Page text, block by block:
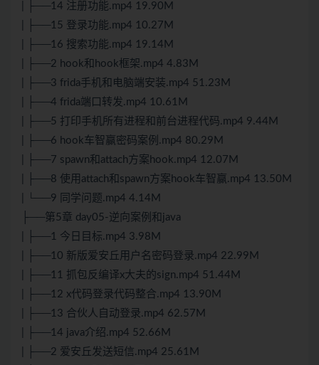
| ├──14 注册功能.mp4 19.90M
| ├──15 登录功能.mp4 10.27M
| ├──16 搜索功能.mp4 19.14M
| ├──2 hook和hook框架.mp4 4.83M
| ├──3 frida手机和电脑端安装.mp4 51.23M
| ├──4 frida端口转发.mp4 10.61M
| ├──5 打印手机所有进程和前台进程代码.mp4 9.44M
| ├──6 hook车智赢密码案例.mp4 80.29M
| ├──7 spawn和attach方案hook.mp4 12.07M
| ├──8 使用attach和spawn方案hook车智赢.mp4 13.50M
| └──9 同学问题.mp4 4.14M
├──第5章 day05-逆向案例和java
| ├──1 今日目标.mp4 3.98M
| ├──10 新版爱安丘用户名密码登录.mp4 22.99M
| ├──11 抓包反编译x大夫的sign.mp4 51.44M
| ├──12 x代码登录代码整合.mp4 13.90M
| ├──13 合伙人自动登录.mp4 62.57M
| ├──14 java介绍.mp4 52.66M
| ├──2 爱安丘发送短信.mp4 25.61M